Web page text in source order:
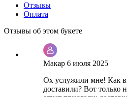
Отзывы
Оплата
Отзывы об этом букете
Макар 6 июля 2025
Ох услужили мне! Как
доставили? Вот только